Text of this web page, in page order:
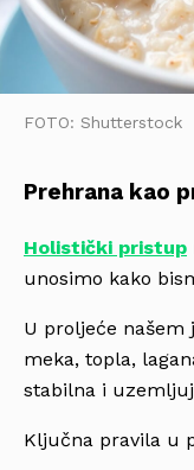
FOTO: Shutterstock
Prehrana kao
Holistički pristup
unosimo kako
U proljeće našem
meka, topla,
stabilna i
Ključna pravila u